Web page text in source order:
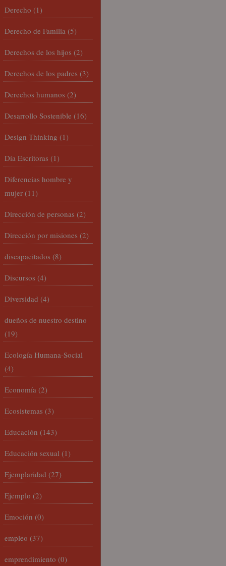
Derecho (1)
Derecho de Familia (5)
Derechos de los hijos (2)
Derechos de los padres (3)
Derechos humanos (2)
Desarrollo Sostenible (16)
Design Thinking (1)
Día Escritoras (1)
Diferencias hombre y
mujer (11)
Dirección de personas (2)
Dirección por misiones (2)
discapacitados (8)
Discursos (4)
Diversidad (4)
dueños de nuestro destino
(19)
Ecología Humana-Social
(4)
Economía (2)
Ecosistemas (3)
Educación (143)
Educación sexual (1)
Ejemplaridad (27)
Ejemplo (2)
Emoción (0)
empleo (37)
emprendimiento (0)